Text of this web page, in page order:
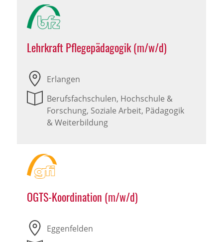
Lehrkraft Pflegepädagogik (m/w/d)
Erlangen
Berufsfachschulen, Hochschule &
Forschung, Soziale Arbeit, Pädagogik
& Weiterbildung
OGTS-Koordination (m/w/d)
Eggenfelden